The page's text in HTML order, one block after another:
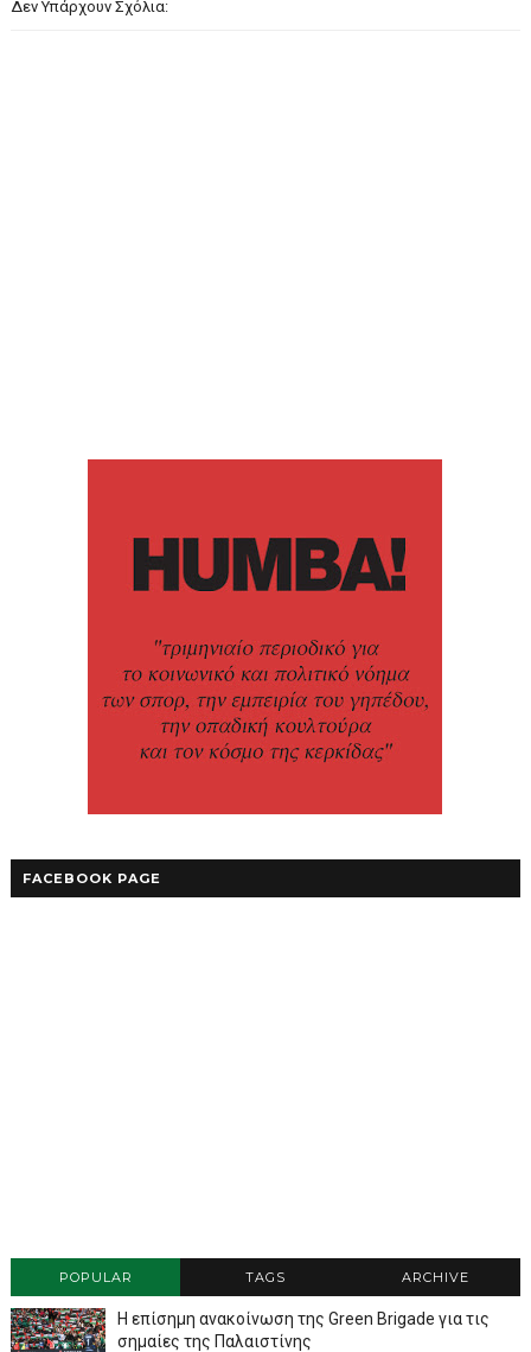
Δεν Υπάρχουν Σχόλια:
FACEBOOK PAGE
POPULAR TAGS ARCHIVE
Η επίσημη ανακοίνωση της Green Brigade για τις
σημαίες της Παλαιστίνης